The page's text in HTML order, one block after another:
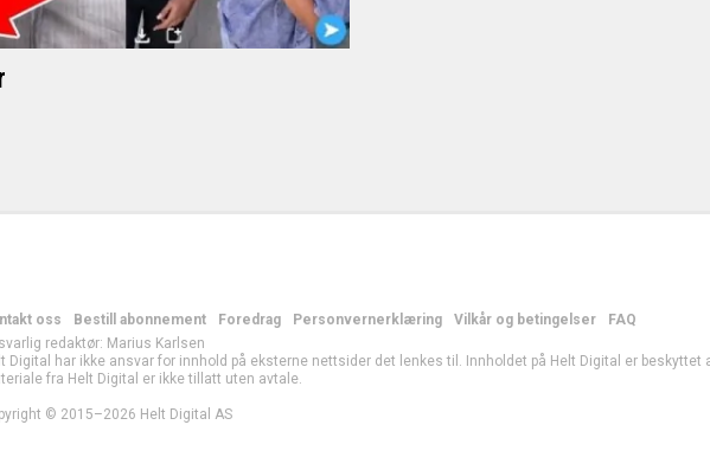
oss Bestill abonnement Foredrag Personvernerklæring Vilkår og betingelser
FAQ
redaktør: Marius Karlsen
Digital har ikke ansvar for innhold på eksterne nettsider det lenkes til. Innholdet på Helt Digital er beskyttet
fra Helt Digital er ikke tillatt uten avtale.
© 2015–2026 Helt Digital AS